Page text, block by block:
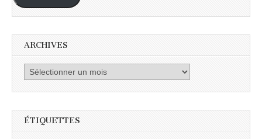
ARCHIVES
Archives
ÉTIQUETTES